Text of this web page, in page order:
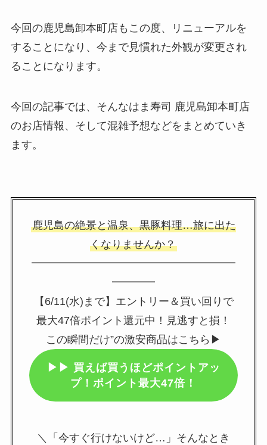
今回の鹿児島卸本町店もこの度、リニューアルを
することになり、今まで見慣れた外観が変更され
ることになります。
今回の記事では、そんなはま寿司 鹿児島卸本町店
のお店情報、そして混雑予想などをまとめていき
ます。
鹿児島の絶景と温泉、黒豚料理…旅に出た
くなりませんか？
━━━━━━━━━━━━━━━━━━━
━━━━
【6/11(水)まで】エントリー＆買い回りで
最大47倍ポイント還元中！見逃すと損！
この瞬間だけ”の激安商品はこちら▶
▶▶ 買えば買うほどポイントアッ
プ！ポイント最大47倍！
＼「今すぐ行けないけど…」そんなとき